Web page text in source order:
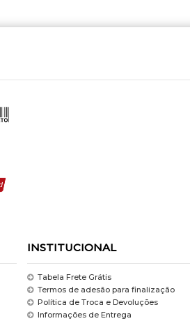
INSTITUCIONAL
Tabela Frete Grátis
Termos de adesão para finalização
Política de Troca e Devoluções
Informações de Entrega